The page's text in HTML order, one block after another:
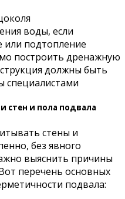
воды, если
или подтопление
построить дренажную
должны быть
специалистами
стен и пола подвала
стены и
без явного
выяснить причины
перечень основных
подвала: